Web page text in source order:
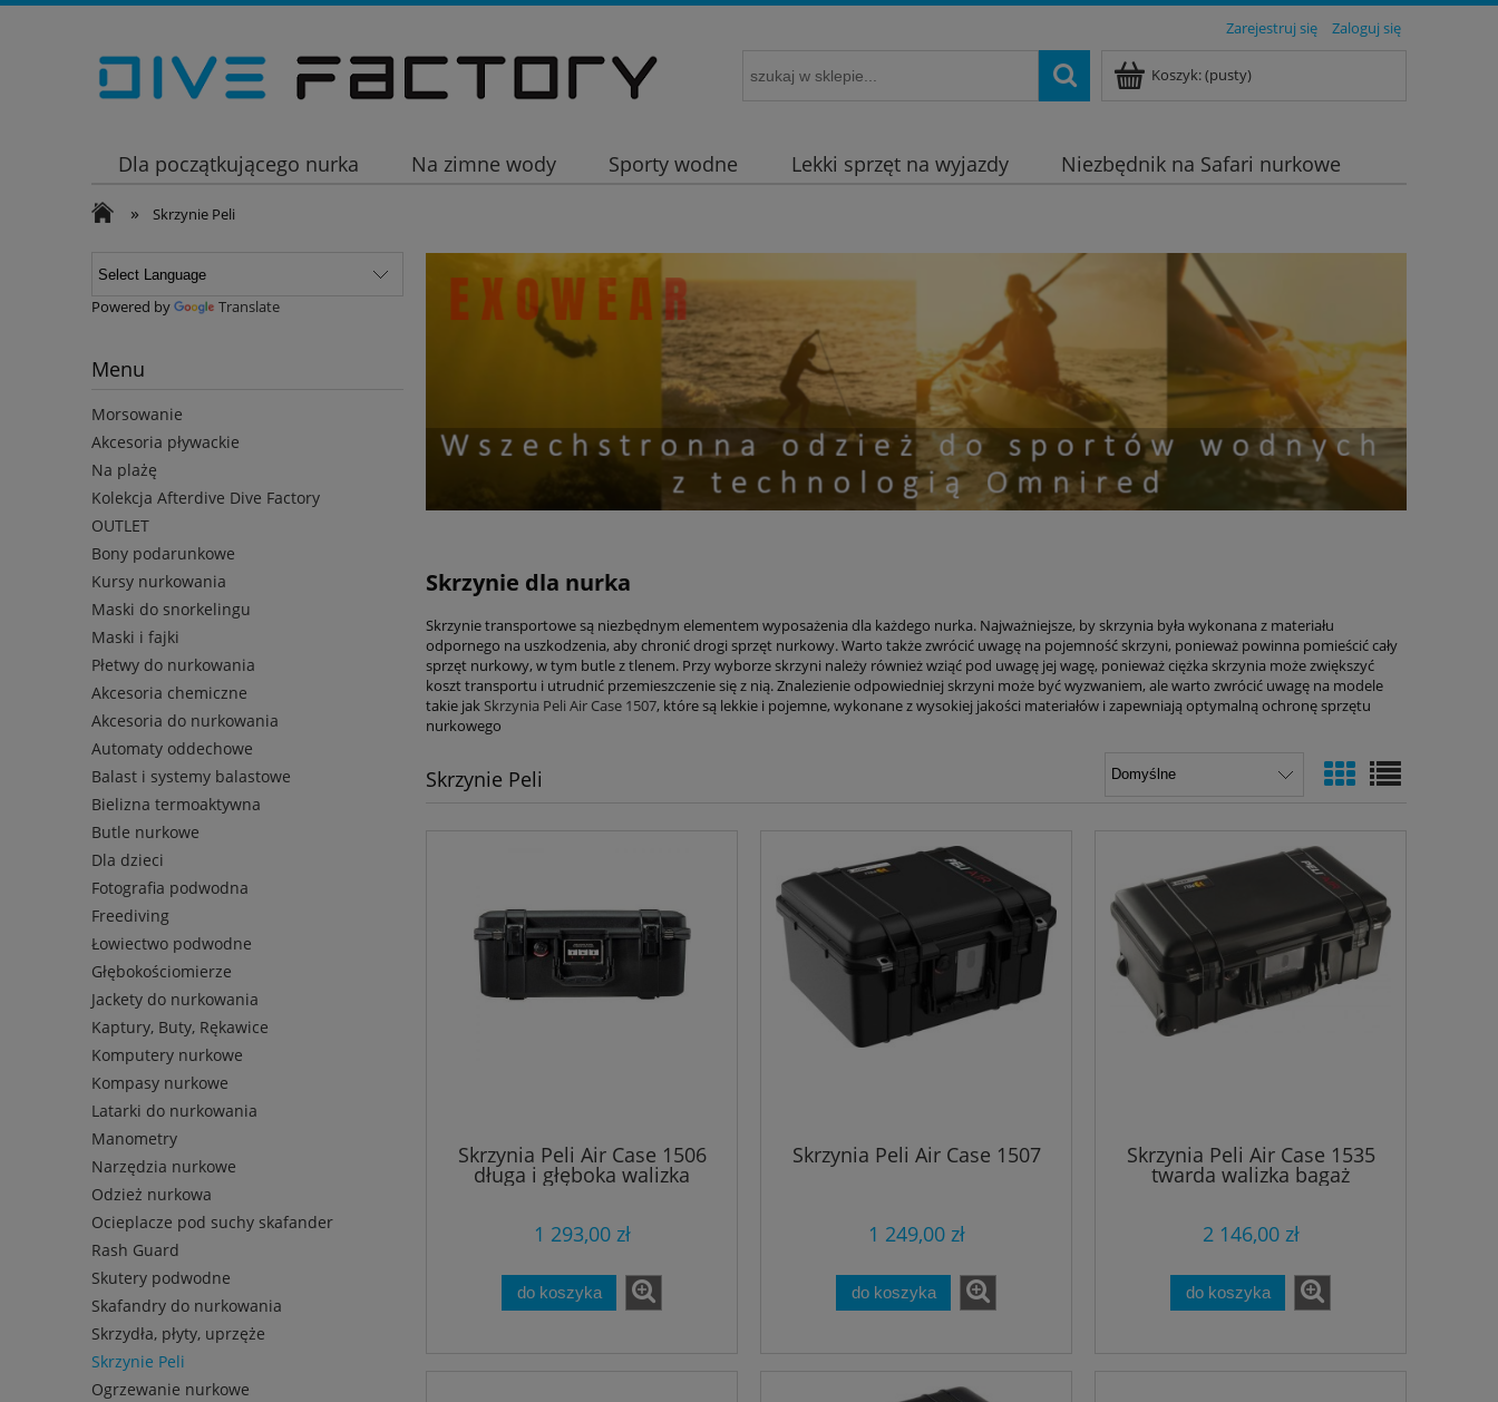
Zarejestruj się Zaloguj się
Koszyk:(pusty)
Dla początkującego nurka Na zimne wody Sporty wodne Lekki sprzęt na wyjazdy
Niezbędnik na Safari nurkowe
Wakacje
» Skrzynie Peli
Powered by Translate
Menu
Morsowanie
Akcesoria pływackie
Na plażę
Kolekcja Afterdive Dive Factory
OUTLET
Bony podarunkowe
Kursy nurkowania
Maski do snorkelingu
Maski i fajki
Płetwy do nurkowania
Akcesoria chemiczne
Akcesoria do nurkowania
Automaty oddechowe
Balast i systemy balastowe
Bielizna termoaktywna
Butle nurkowe
Dla dzieci
Fotografia podwodna
Freediving
Łowiectwo podwodne
Głębokościomierze
Jackety do nurkowania
Kaptury, Buty, Rękawice
Komputery nurkowe
Kompasy nurkowe
Latarki do nurkowania
Manometry
Narzędzia nurkowe
Odzież nurkowa
Ocieplacze pod suchy skafander
Rash Guard
Skutery podwodne
Skafandry do nurkowania
Skrzydła, płyty, uprzęże
Skrzynie Peli
Ogrzewanie nurkowe
Skrzynie dla nurka
Skrzynie transportowe są niezbędnym elementem wyposażenia dla każdego nurka. Najważniejsze, by skrzynia była wykonana z materiału
odpornego na uszkodzenia, aby chronić drogi sprzęt nurkowy. Warto także zwrócić uwagę na pojemność skrzyni, ponieważ powinna pomieścić cały
sprzęt nurkowy, w tym butle z tlenem. Przy wyborze skrzyni należy również wziąć pod uwagę jej wagę, ponieważ ciężka skrzynia może zwiększyć
koszt transportu i utrudnić przemieszczenie się z nią. Znalezienie odpowiedniej skrzyni może być wyzwaniem, ale warto zwrócić uwagę na modele
takie jak Skrzynia Peli Air Case 1507, które są lekkie i pojemne, wykonane z wysokiej jakości materiałów i zapewniają optymalną ochronę sprzętu
nurkowego
Skrzynie Peli
Skrzynia Peli Air Case 1506
długa i głęboka walizka
1 293,00 zł
do koszyka
Skrzynia Peli Air Case 1507
1 249,00 zł
do koszyka
Skrzynia Peli Air Case 1535
twarda walizka bagaż
2 146,00 zł
do koszyka